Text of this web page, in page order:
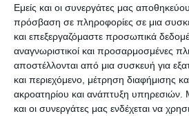
Εμείς και οι συνεργάτες μας
πρόσβαση σε πληροφορίες σε μια
και επεξεργαζόμαστε προσωπικά
αναγνωριστικοί και προσαρμοσμένες
αποστέλλονται από μια συσκευή για
και περιεχόμενο, μέτρηση διαφήμισης
ακροατηρίου και ανάπτυξη υπηρεσιών.
και οι συνεργάτες μας ενδέχεται να